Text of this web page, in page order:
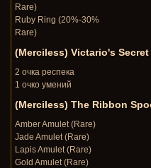
Rare)
Ruby Ring (20%-30%
Rare)
(Merciless) Victario's Secret
2 очка респека
1 очко умений
(Merciless) The Ribbon
Amber Amulet (Rare)
Jade Amulet (Rare)
Lapis Amulet (Rare)
Gold Amulet (Rare)